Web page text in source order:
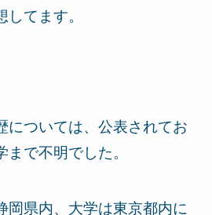
てます。
については、公表されてお
で不明でした。
岡県内、大学は東京都内に